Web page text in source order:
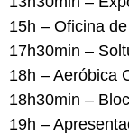
15h – Oficina
17h30min –
18h – Aeróbica
18h30min –
19h –